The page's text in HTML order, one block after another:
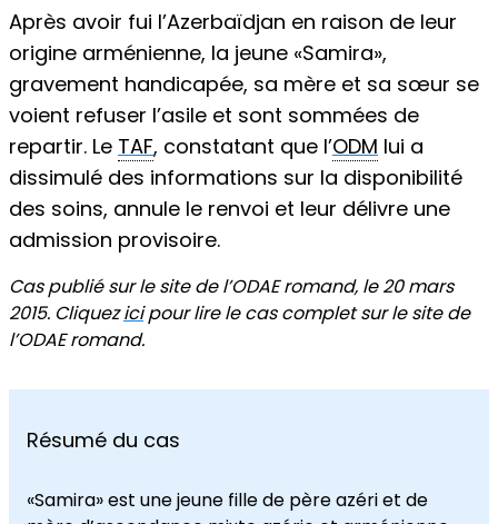
Après avoir fui l’Azerbaïdjan en raison de leur
origine arménienne, la jeune «Samira»,
gravement handicapée, sa mère et sa sœur se
voient refuser l’asile et sont sommées de
repartir. Le TAF, constatant que l’ODM lui a
dissimulé des informations sur la disponibilité
des soins, annule le renvoi et leur délivre une
admission provisoire.
Cas publié sur le site de l’ODAE romand, le 20 mars
2015. Cliquezicipour lire le cas complet sur le site de
l’ODAE romand.
Résumé du cas
«Samira» est une jeune fille de père azéri et de